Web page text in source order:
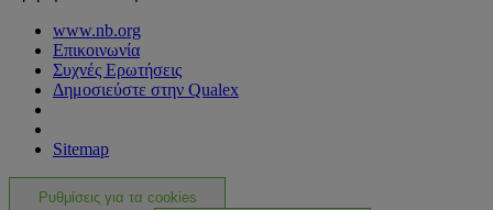
www.nb.org
Επικοινωνία
Συχνές Ερωτήσεις
Δημοσιεύστε στην Qualex
Sitemap
Ρυθμίσεις για τα cookies